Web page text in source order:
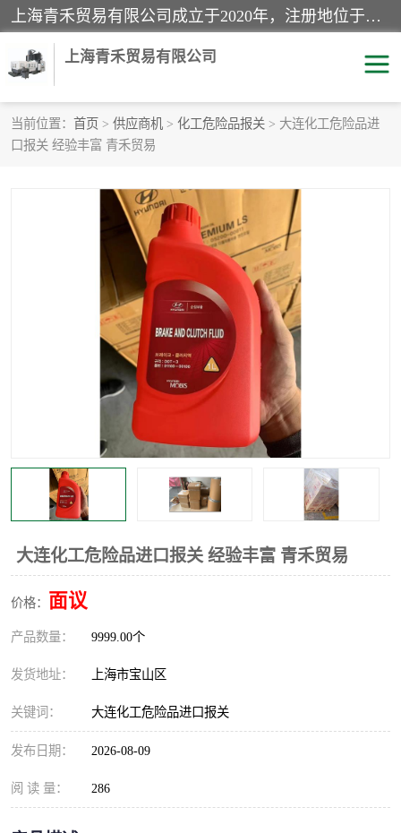
上海青禾贸易有限公司成立于2020年，注册地位于上海市宝山区。经营范围包括：机械设备、五金制品、劳防用品、电子产品、塑胶制品、家具、模具、纺织品、仪器仪表、建筑材料、装饰材料、化工产品、金属制品、机车配件等货物进出口报关、清关服务。
上海青禾贸易有限公司
当前位置： 首页 > 供应商机 > 化工危险品报关 > 大连化工危险品进
口报关 经验丰富 青禾贸易
大连化工危险品进口报关 经验丰富 青禾贸易
价格： 面议
产品数量： 9999.00个
发货地址： 上海市宝山区
关键词： 大连化工危险品进口报关
发布日期： 2026-08-09
阅 读 量： 286
酒类饮料报关
进口退运报关 服装进口清关
进口杂货清关
家用电器报关 机床进口清关
国际灯具清关